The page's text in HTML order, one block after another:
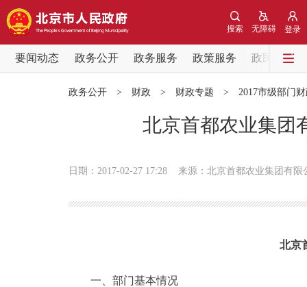
登录
无障碍
搜索
要闻动态 政务公开 政务服务 政策服务
政民互动
政务公开 > 财政 > 财政专题 > 2017市级部门
北京首都农业集团
日期：2017-02-27 17:28 来源：北京首都农业集团有限
北京
一、部门基本情况